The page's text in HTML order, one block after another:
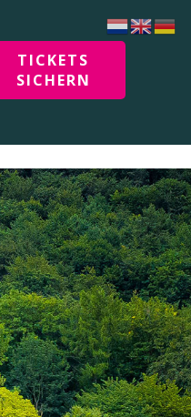
TICKETS
SICHERN